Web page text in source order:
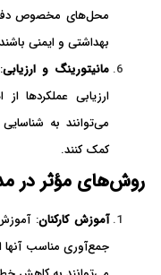
محل‌های مخصوص دفن
بهداشتی و ایمنی
مانیتورینگ و ارزیابی
ارزیابی عملکردها
می‌توانند به
کمک کنند.
روش‌های مؤثر در
آموزش کارکنان:
جمع‌آوری مناسب آنها